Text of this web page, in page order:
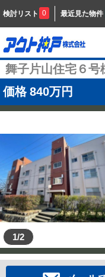
検討リスト 0 最近見た物件
舞子片山住宅６
価格 840万円
1/2